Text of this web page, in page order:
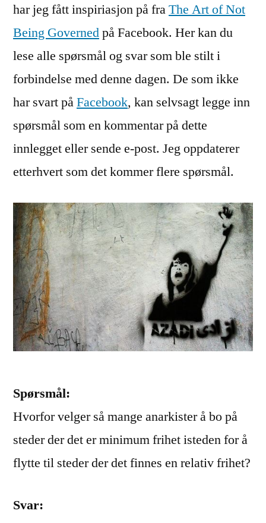
har jeg fått inspiriasjon på fraThe Art of Not
Being Governedpå Facebook. Her kan du
lese alle spørsmål og svar som ble stilt i
forbindelse med denne dagen. De som ikke
har svart påFacebook, kan selvsagt legge inn
spørsmål som en kommentar på dette
innlegget eller sende e-post. Jeg oppdaterer
etterhvert som det kommer flere spørsmål.
Spørsmål:
Hvorfor velger så mange anarkister å bo på
steder der det er minimum frihet isteden for å
flytte til steder der det finnes en relativ frihet?
Svar: